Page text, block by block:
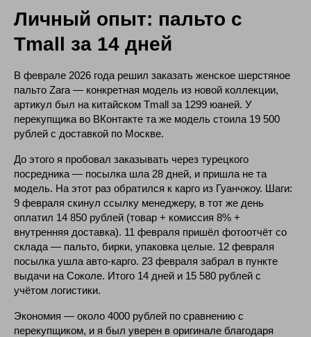
Личный опыт: пальто с
Tmall за 14 дней
В феврале 2026 года решил заказать женское шерстяное
пальто Zara — конкретная модель из новой коллекции,
артикул был на китайском Tmall за 1299 юаней. У
перекупщика во ВКонтакте та же модель стоила 19 500
рублей с доставкой по Москве.
До этого я пробовал заказывать через турецкого
посредника — посылка шла 28 дней, и пришла не та
модель. На этот раз обратился к карго из Гуанчжоу. Шаги:
9 февраля скинул ссылку менеджеру, в тот же день
оплатил 14 850 рублей (товар + комиссия 8% +
внутренняя доставка). 11 февраля пришёл фотоотчёт со
склада — пальто, бирки, упаковка целые. 12 февраля
посылка ушла авто-карго. 23 февраля забрал в пункте
выдачи на Соколе. Итого 14 дней и 15 580 рублей с
учётом логистики.
Экономия — около 4000 рублей по сравнению с
перекупщиком, и я был уверен в оригинале благодаря